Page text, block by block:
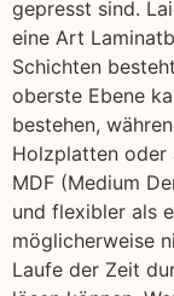
gepresst sind.
eine Art
Schichten
oberste Ebene
bestehen,
Holzplatten oder
MDF (Medium
und flexibler als
möglicherweise
Laufe der Zeit